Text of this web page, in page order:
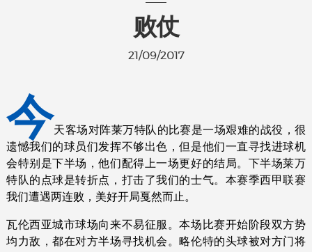
败仗
21/09/2017
今天客场对阵莱万特队的比赛是一场艰难的战役，很
遗憾我们的球员们发挥不够出色，但是他们一直寻找进球机
会特别是下半场，他们配得上一场更好的结局。下半场莱万
特队的点球是转折点，打击了我们的士气。本赛季西甲联赛
我们遭遇两连败，美好开局戛然而止。
瓦伦西亚城市球场向来不易征服。本场比赛开始阶段双方势
均力敌，都在对方半场寻找机会。略伦特的头球被对方门将